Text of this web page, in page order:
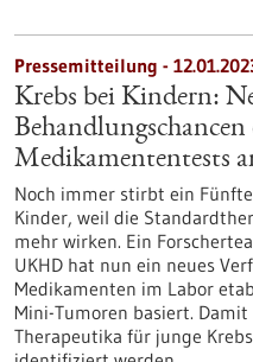
Pressemitteilung -
Krebs bei Kindern:
Medikamententests
Noch immer stirbt ein
Kinder, weil die
mehr wirken. Ein
UKHD hat nun ein neues
Medikamenten im Labor
Mini-Tumoren basiert.
Therapeutika für junge